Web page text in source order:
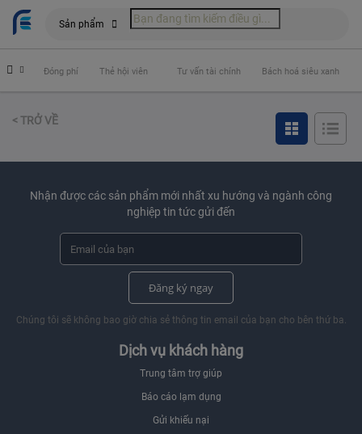
Sản phẩm
Đóng phí Thẻ hội viên Tư vấn tài chính Bách hoá siêu xanh
< TRỞ VỀ
Nhận được các sản phẩm mới nhất xu hướng và ngành công
nghiệp tin tức gửi đến
Đăng ký ngay
Chúng tôi sẽ không bao giờ chia sẻ thông tin email của bạn cho bên thứ ba.
Dịch vụ khách hàng
Trung tâm trợ giúp
Báo cáo lạm dụng
Gửi khiếu nại